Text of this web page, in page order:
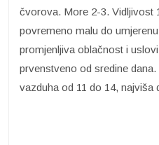
čvorova. More 2-3. Vidljivost
povremeno malu do
promjenljiva oblačnost i
prvenstveno od sredine
vazduha od 11 do 14, najviša